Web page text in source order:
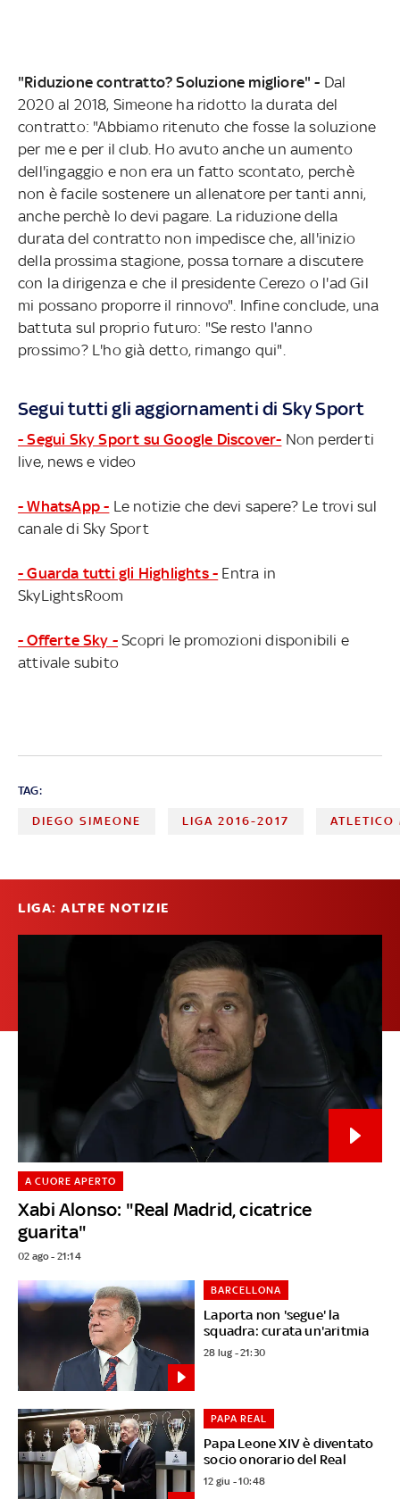
"Riduzione contratto? Soluzione migliore" - Dal
2020 al 2018, Simeone ha ridotto la durata del
contratto: "Abbiamo ritenuto che fosse la soluzione
per me e per il club. Ho avuto anche un aumento
dell'ingaggio e non era un fatto scontato, perchè
non è facile sostenere un allenatore per tanti anni,
anche perchè lo devi pagare. La riduzione della
durata del contratto non impedisce che, all'inizio
della prossima stagione, possa tornare a discutere
con la dirigenza e che il presidente Cerezo o l'ad Gil
mi possano proporre il rinnovo". Infine conclude, una
battuta sul proprio futuro: "Se resto l'anno
prossimo? L'ho già detto, rimango qui".
Segui tutti gli aggiornamenti di Sky Sport
- Segui Sky Sport su Google Discover- Non perderti
live, news e video
- WhatsApp - Le notizie che devi sapere? Le trovi sul
canale di Sky Sport
- Guarda tutti gli Highlights - Entra in
SkyLightsRoom
- Offerte Sky - Scopri le promozioni disponibili e
attivale subito
TAG:
DIEGO SIMEONE LIGA 2016-2017 ATLETICO
LIGA: ALTRE NOTIZIE
Xabi Alonso: "Real Madrid, cicatrice
guarita"
A CUORE APERTO
02 ago - 21:14
Laporta non 'segue' la
squadra: curata un'aritmia
BARCELLONA
28 lug - 21:30
Papa Leone XIV è diventato
socio onorario del Real
PAPA REAL
12 giu - 10:48